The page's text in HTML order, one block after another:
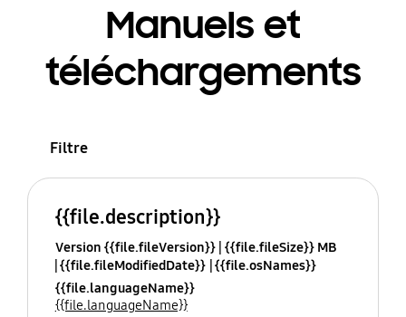
Manuels et
téléchargements
Filtre
{{file.description}}
Version {{file.fileVersion}} {{file.fileSize}} MB
{{file.fileModifiedDate}} {{file.osNames}}
{{file.languageName}}
{{file.languageName}}